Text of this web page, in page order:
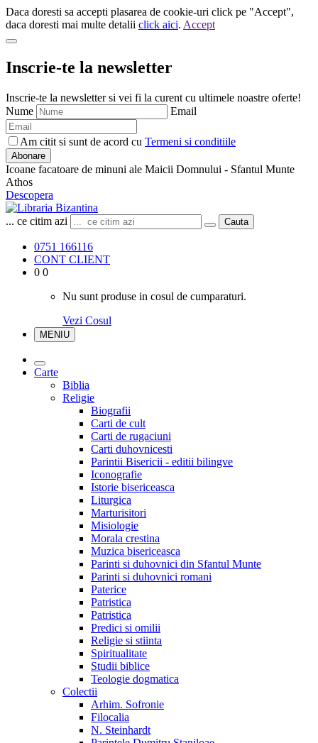
Daca doresti sa accepti plasarea de cookie-uri click pe "Accept",
daca doresti mai multe detalii click aici. Accept
Inscrie-te la newsletter
Inscrie-te la newsletter si vei fi la curent cu ultimele noastre oferte!
Nume
Email
Am citit si sunt de acord cu Termeni si conditiile
Abonare
Icoane facatoare de minuni ale Maicii Domnului - Sfantul Munte
Athos
Descopera
... ce citim azi Cauta
0751 166116
CONT CLIENT
0 0
Nu sunt produse in cosul de cumparaturi.
Vezi Cosul
MENIU
Carte
Biblia
Religie
Biografii
Carti de cult
Carti de rugaciuni
Carti duhovnicesti
Parintii Bisericii - editii bilingve
Iconografie
Istorie bisericeasca
Liturgica
Marturisitori
Misiologie
Morala crestina
Muzica bisericeasca
Parinti si duhovnici din Sfantul Munte
Parinti si duhovnici romani
Paterice
Patristica
Patristica
Predici si omilii
Religie si stiinta
Spiritualitate
Studii biblice
Teologie dogmatica
Colectii
Arhim. Sofronie
Filocalia
N. Steinhardt